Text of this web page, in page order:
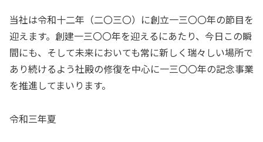
当社は令和十二年（二〇三〇）に創立一三〇〇年の節目を
迎えます。創建一三〇〇年を迎えるにあたり、今日この瞬
間にも、そして未来においても常に新しく瑞々しい場所で
あり続けるよう社殿の修復を中心に一三〇〇年の記念事業
を推進してまいります。
令和三年夏